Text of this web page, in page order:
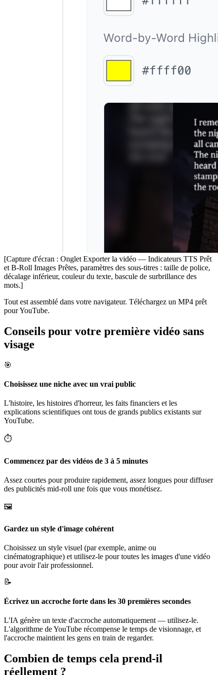
[Capture d'écran : Onglet Exporter la vidéo — Indicateurs TTS Prêt
et B-Roll Images Prêtes, paramètres des sous-titres : taille de police,
décalage inférieur, couleur du texte, bascule de surbrillance des
mots.]
Tout est assemblé dans votre navigateur. Téléchargez un MP4 prêt
pour YouTube.
Conseils pour votre première vidéo sans
visage
🎯
Choisissez une niche avec un vrai public
L'histoire, les histoires d'horreur, les faits financiers et les
explications scientifiques ont tous de grands publics existants sur
YouTube.
⏱️
Commencez par des vidéos de 3 à 5 minutes
Assez courtes pour produire rapidement, assez longues pour diffuser
des publicités mid-roll une fois que vous monétisez.
🖼️
Gardez un style d'image cohérent
Choisissez un style visuel (par exemple, anime ou
cinématographique) et utilisez-le pour toutes les images d'une vidéo
pour avoir l'air professionnel.
📝
Écrivez un accroche forte dans les 30 premières secondes
L'IA génère un texte d'accroche automatiquement — utilisez-le.
L'algorithme de YouTube récompense le temps de visionnage, et
l'accroche maintient les gens en train de regarder.
Combien de temps cela prend-il
réellement ?